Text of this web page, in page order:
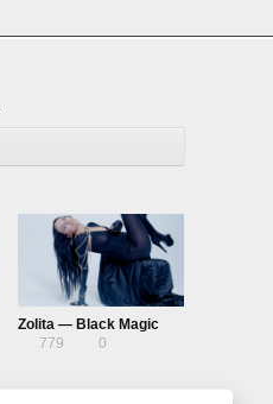
Zolita — Black Magic
779
0